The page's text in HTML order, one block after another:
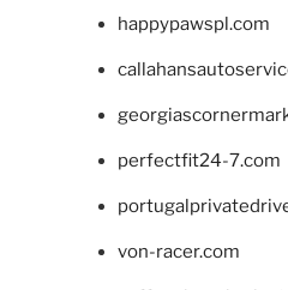
happypawspl.com
perfectfit24-7.com
von-racer.com